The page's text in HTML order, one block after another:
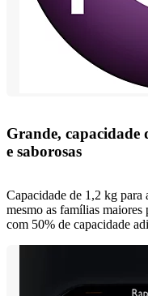
Grande, capacidade
e saborosas
Capacidade de 1,2 kg para
mesmo as famílias
com 50% de capacidade